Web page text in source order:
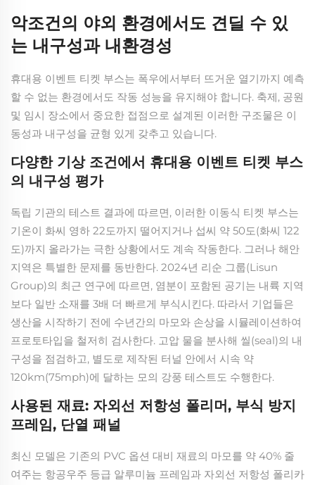
악조건의 야외 환경에서도 견딜 수 있
는 내구성과 내환경성
휴대용 이벤트 티켓 부스는 폭우에서부터 뜨거운 열기까지 예측
할 수 없는 환경에서도 작동 성능을 유지해야 합니다. 축제, 공원
및 임시 장소에서 중요한 접점으로 설계된 이러한 구조물은 이
동성과 내구성을 균형 있게 갖추고 있습니다.
다양한 기상 조건에서 휴대용 이벤트 티켓 부스
의 내구성 평가
독립 기관의 테스트 결과에 따르면, 이러한 이동식 티켓 부스는
기온이 화씨 영하 22도까지 떨어지거나 섭씨 약 50도(화씨 122
도)까지 올라가는 극한 상황에서도 계속 작동한다. 그러나 해안
지역은 특별한 문제를 동반한다. 2024년 리순 그룹(Lisun
Group)의 최근 연구에 따르면, 염분이 포함된 공기는 내륙 지역
보다 일반 소재를 3배 더 빠르게 부식시킨다. 따라서 기업들은
생산을 시작하기 전에 수년간의 마모와 손상을 시뮬레이션하여
프로토타입을 철저히 검사한다. 고압 물을 분사해 씰(seal)의 내
구성을 점검하고, 별도로 제작된 터널 안에서 시속 약
120km(75mph)에 달하는 모의 강풍 테스트도 수행한다.
사용된 재료: 자외선 저항성 폴리머, 부식 방지
프레임, 단열 패널
최신 모델은 기존의 PVC 옵션 대비 재료의 마모를 약 40% 줄
여주는 항공우주 등급 알루미늄 프레임과 자외선 저항성 폴리카